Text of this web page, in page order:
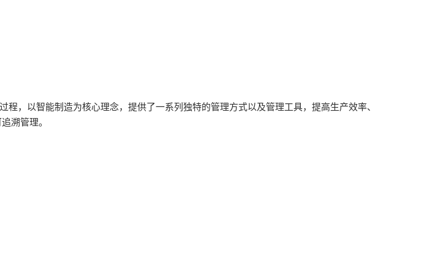
，以智能制造为核心理念，提供了一系列独特的管理方式以及管理工具，提高生产效率、
溯管理。